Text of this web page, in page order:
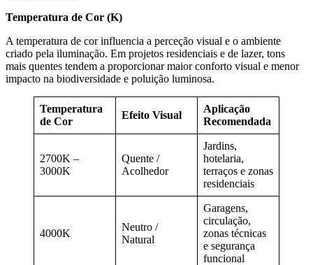
Temperatura de Cor (K)
A temperatura de cor influencia a perceção visual e o ambiente
criado pela iluminação. Em projetos residenciais e de lazer, tons
mais quentes tendem a proporcionar maior conforto visual e menor
impacto na biodiversidade e poluição luminosa.
Temperatura
de Cor
Efeito Visual
Aplicação
Recomendada
2700K –
3000K
Quente /
Acolhedor
Jardins,
hotelaria,
terraços e zonas
residenciais
4000K
Neutro /
Natural
Garagens,
circulação,
zonas técnicas
e segurança
funcional